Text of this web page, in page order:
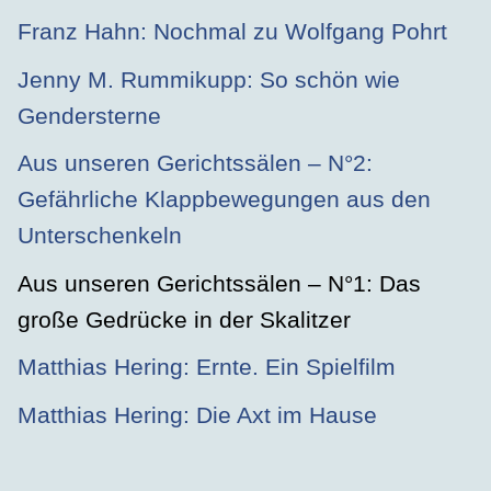
Franz Hahn: Nochmal zu Wolfgang Pohrt
Jenny M. Rummikupp: So schön wie
Gendersterne
Aus unseren Gerichtssälen – N°2:
Gefährliche Klappbewegungen aus den
Unterschenkeln
Aus unseren Gerichtssälen – N°1: Das
große Gedrücke in der Skalitzer
Matthias Hering: Ernte. Ein Spielfilm
Matthias Hering: Die Axt im Hause